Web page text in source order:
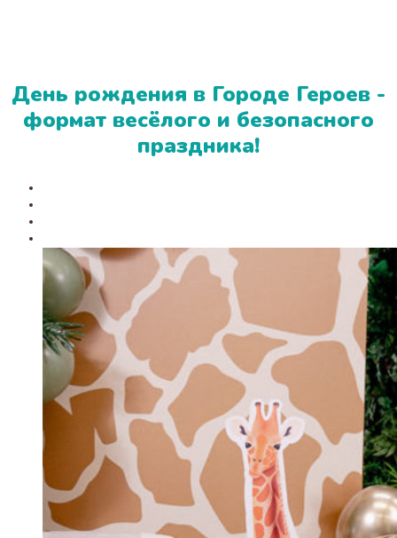
День рождения в Городе Героев -
формат весёлого и безопасного
праздника!